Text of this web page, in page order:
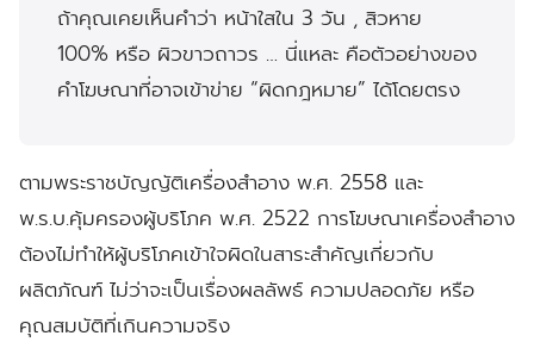
ถ้าคุณเคยเห็นคำว่า หน้าใสใน 3 วัน , สิวหาย
100% หรือ ผิวขาวถาวร … นี่แหละ คือตัวอย่างของ
คำโฆษณาที่อาจเข้าข่าย “ผิดกฎหมาย” ได้โดยตรง
ตามพระราชบัญญัติเครื่องสำอาง พ.ศ. 2558 และ
พ.ร.บ.คุ้มครองผู้บริโภค พ.ศ. 2522 การโฆษณาเครื่องสำอาง
ต้องไม่ทำให้ผู้บริโภคเข้าใจผิดในสาระสำคัญเกี่ยวกับ
ผลิตภัณฑ์ ไม่ว่าจะเป็นเรื่องผลลัพธ์ ความปลอดภัย หรือ
คุณสมบัติที่เกินความจริง